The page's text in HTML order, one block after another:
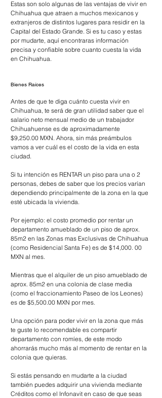
Estas son solo algunas de las ventajas de vivir en
Chihuahua que atraen a muchos mexicanos y
extranjeros de distintos lugares para residir en la
Capital del Estado Grande. Si es tu caso y estas
por mudarte, aquí encontraras información
precisa y confiable sobre cuanto cuesta la vida
en Chihuahua.
Bienes Raíces
Antes de que te diga cuánto cuesta vivir en
Chihuahua, te será de gran utilidad saber que el
salario neto mensual medio de un trabajador
Chihuahuense es de aproximadamente
$9,250.00 MXN. Ahora, sin más preámbulos
vamos a ver cuál es el costo de la vida en esta
ciudad.
Si tu intención es RENTAR un piso para una o 2
personas, debes de saber que los precios varían
dependiendo principalmente de la zona en la que
esté ubicada la vivienda.
Por ejemplo: el costo promedio por rentar un
departamento amueblado de un piso de aprox.
85m2 en las Zonas mas Exclusivas de Chihuahua
(como Residencial Santa Fe) es de $14,000. 00
MXN al mes.
Mientras que el alquiler de un piso amueblado de
aprox. 85m2 en una colonia de clase media
(como el fraccionamiento Paseo de los Leones)
es de $5,500.00 MXN por mes.
Una opción para poder vivir en la zona que más
te guste lo recomendable es compartir
departamento con romíes, de este modo
ahorrarás mucho más al momento de rentar en la
colonia que quieras.
Si estás pensando en mudarte a la ciudad
también puedes adquirir una vivienda mediante
Créditos como el Infonavit en caso de que seas